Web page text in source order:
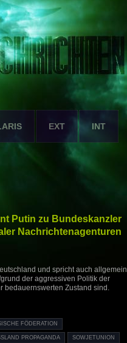
EXT INT
Putin zu Bundeskanzler
Nachrichtenagenturen
und spricht auch allgemein
der aggressiven Politik der
bedauernswerten Zustand sind.
FÖDERATION
PROPAGANDA SOWJETUNION